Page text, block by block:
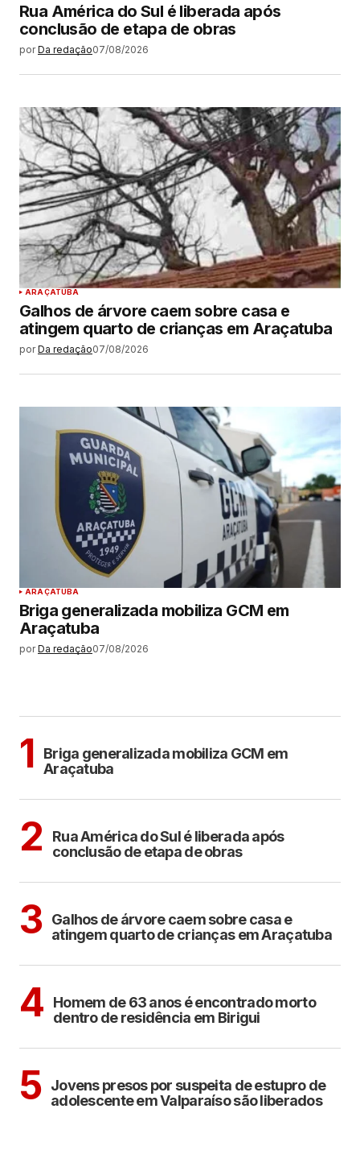
Rua América do Sul é liberada após
conclusão de etapa de obras
por Da redação07/08/2026
ARAÇATUBA
Galhos de árvore caem sobre casa e
atingem quarto de crianças em Araçatuba
por Da redação07/08/2026
ARAÇATUBA
Briga generalizada mobiliza GCM em
Araçatuba
por Da redação07/08/2026
1
Briga generalizada mobiliza GCM em
Araçatuba
2
Rua América do Sul é liberada após
conclusão de etapa de obras
3 Galhos de árvore caem sobre casa e
atingem quarto de crianças em Araçatuba
4
Homem de 63 anos é encontrado morto
dentro de residência em Birigui
5 Jovens presos por suspeita de estupro de
adolescente em Valparaíso são liberados